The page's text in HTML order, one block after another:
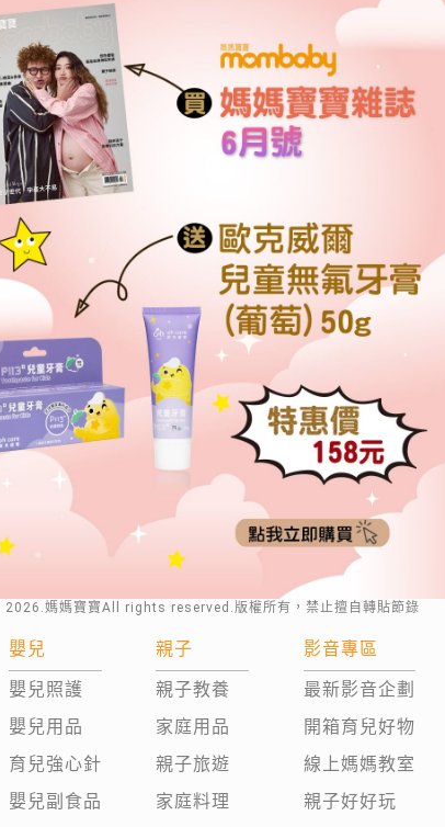
2026 .媽媽寶寶All rights reserved.版權所有，禁止擅自轉貼節錄
嬰兒
嬰兒照護
嬰兒用品
育兒強心針
嬰兒副食品
親子
親子教養
家庭用品
親子旅遊
家庭料理
影音專區
最新影音企劃
開箱育兒好物
線上媽媽教室
親子好好玩